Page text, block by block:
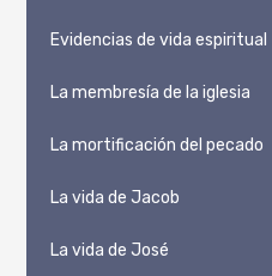
Evidencias de vida espiritual
La membresía de la iglesia
La mortificación del pecado
La vida de Jacob
La vida de José